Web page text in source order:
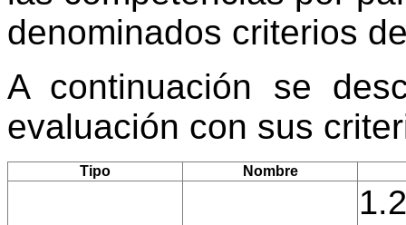
denominados criterios
A continuación se
evaluación con sus
Tipo Nombre